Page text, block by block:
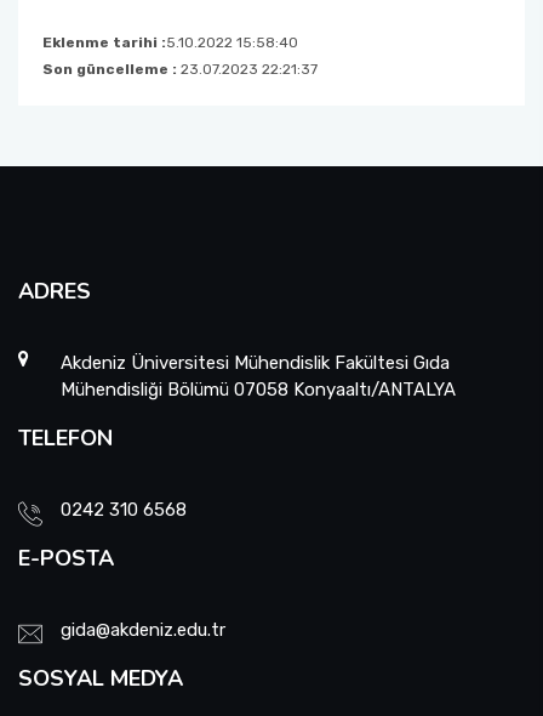
Eklenme tarihi :5.10.2022 15:58:40
Son güncelleme : 23.07.2023 22:21:37
ADRES
Akdeniz Üniversitesi Mühendislik Fakültesi Gıda
Mühendisliği Bölümü 07058 Konyaaltı/ANTALYA
TELEFON
0242 310 6568
E-POSTA
gida@akdeniz.edu.tr
SOSYAL MEDYA